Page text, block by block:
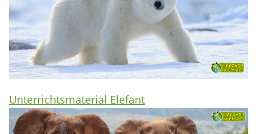
Unterrichtsmaterial Elefant